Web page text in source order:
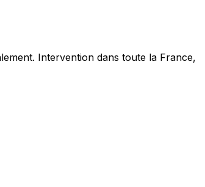
Intervention dans toute la France,